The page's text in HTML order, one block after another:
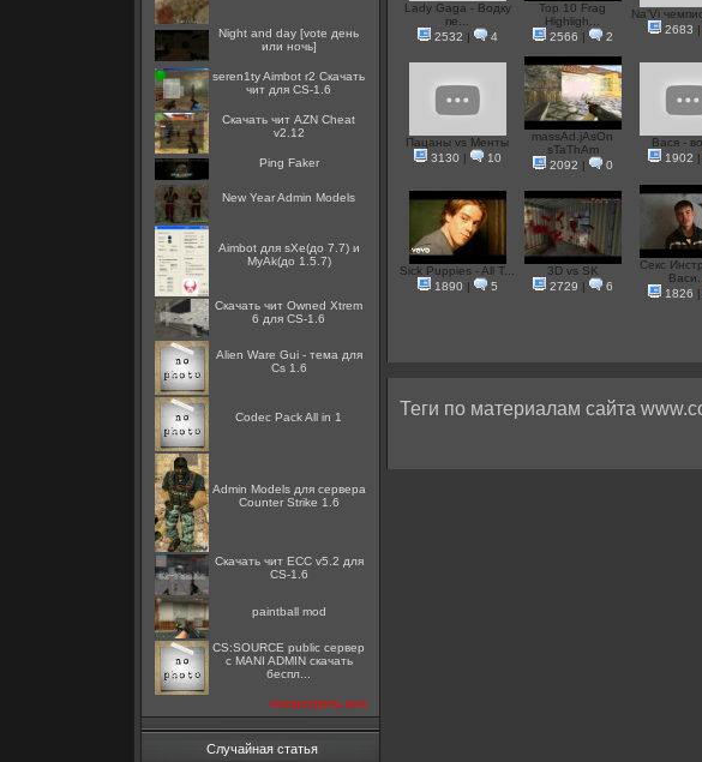
Night and day [vote день
или ночь]
seren1ty Aimbot r2 Скачать
чит для CS-1.6
Скачать чит AZN Cheat
v2.12
Ping Faker
New Year Admin Models
Aimbot для sXe(до 7.7) и
MyAk(до 1.5.7)
Скачать чит Owned Xtrem
6 для CS-1.6
Alien Ware Gui - тема для
Cs 1.6
Codec Pack All in 1
Admin Models для сервера
Counter Strike 1.6
Скачать чит ECC v5.2 для
CS-1.6
paintball mod
CS:SOURCE public сервер
с MANI ADMIN скачать
беспл...
посмотреть все
Случайная статья
Lady Gaga - Водку
пе...
2532 | 4
Top 10 Frag
Highligh...
2566 | 2
Na'Vi
2683 |
Пацаны vs Менты
3130 | 10
massAd.jAsOn
sTaThAm
2092 | 0
Вася -
1902 |
Sick Puppies - All T...
1890 | 5
3D vs SK
2729 | 6
Секс
Васи...
1826 |
Теги по материалам сайта